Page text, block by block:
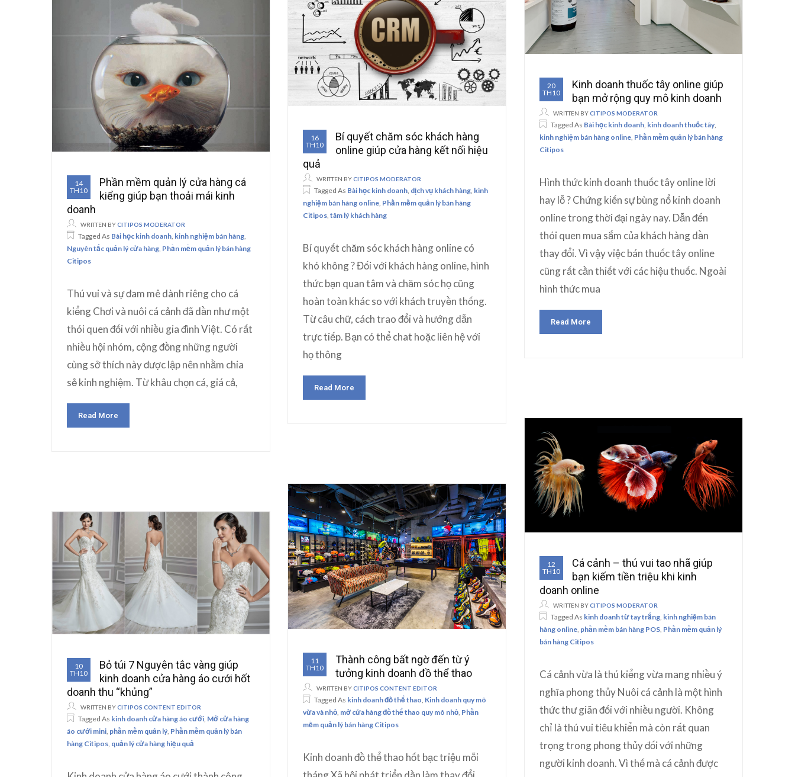
20
TH10
Kinh doanh thuốc tây online giúp
bạn mở rộng quy mô kinh doanh
WRITTEN BYCITIPOS MODERATOR
Tagged As Bài học kinh doanh, kinh doanh thuốc tây,
kinh nghiệm bán hàng online, Phần mềm quản lý bán hàng
Citipos
Hình thức kinh doanh thuốc tây online lời
hay lỗ ? Chứng kiến sự bùng nổ kinh doanh
online trong thời đại ngày nay. Dẫn đến
thói quen mua sắm của khách hàng dần
thay đổi. Vì vậy việc bán thuốc tây online
cũng rất cần thiết với các hiệu thuốc. Ngoài
hình thức mua
Read More
16
TH10
Bí quyết chăm sóc khách hàng
online giúp cửa hàng kết nối hiệu
quả
WRITTEN BYCITIPOS MODERATOR
Tagged As Bài học kinh doanh, dịch vụ khách hàng, kinh
nghiệm bán hàng online, Phần mềm quản lý bán hàng
Citipos, tâm lý khách hàng
Bí quyết chăm sóc khách hàng online có
khó không ? Đối với khách hàng online, hình
thức bạn quan tâm và chăm sóc họ cũng
hoàn toàn khác so với khách truyền thống.
Từ câu chữ, cách trao đổi và hướng dẫn
trực tiếp. Bạn có thể chat hoặc liên hệ với
họ thông
Read More
14
TH10
Phần mềm quản lý cửa hàng cá
kiểng giúp bạn thoải mái kinh
doanh
WRITTEN BYCITIPOS MODERATOR
Tagged As Bài học kinh doanh, kinh nghiệm bán hàng,
Nguyên tắc quản lý cửa hàng, Phần mềm quản lý bán hàng
Citipos
Thú vui và sự đam mê dành riêng cho cá
kiểng Chơi và nuôi cá cảnh đã dần như một
thói quen đối với nhiều gia đình Việt. Có rất
nhiều hội nhóm, cộng đồng những người
cùng sở thích này được lập nên nhằm chia
sẻ kinh nghiệm. Từ khâu chọn cá, giá cả,
Read More
12
TH10
Cá cảnh – thú vui tao nhã giúp
bạn kiếm tiền triệu khi kinh
doanh online
WRITTEN BYCITIPOS MODERATOR
Tagged As kinh doanh từ tay trắng, kinh nghiệm bán
hàng online, phần mềm bán hàng POS, Phần mềm quản lý
bán hàng Citipos
Cá cảnh vừa là thú kiểng vừa mang nhiều ý
nghĩa phong thủy Nuôi cá cảnh là một hình
thức thư giãn đối với nhiều người. Không
chỉ là thú vui tiêu khiển mà còn rất quan
trọng trong phong thủy đối với những
người kinh doanh. Vì thế mà cá cảnh được
11
TH10
Thành công bất ngờ đến từ ý
tưởng kinh doanh đồ thể thao
WRITTEN BYCITIPOS CONTENT EDITOR
Tagged As kinh doanh đồ thể thao, Kinh doanh quy mô
vừa và nhỏ, mở cửa hàng đồ thể thao quy mô nhỏ, Phần
mềm quản lý bán hàng Citipos
Kinh doanh đồ thể thao hốt bạc triệu mỗi
10
TH10
Bỏ túi 7 Nguyên tắc vàng giúp
kinh doanh cửa hàng áo cưới hốt
doanh thu “khủng”
WRITTEN BYCITIPOS CONTENT EDITOR
Tagged As kinh doanh cửa hàng áo cưới Mở cửa hàng
áo cưới mini phần mềm quản lý Phần mềm quản lý bán
hàng Citipos quản lý cửa hàng hiệu quả